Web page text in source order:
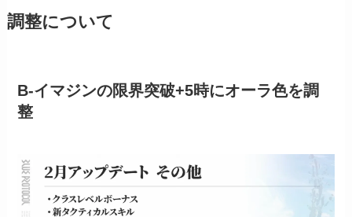
調整について
B-イマジンの限界突破+5時にオーラ色を調
整